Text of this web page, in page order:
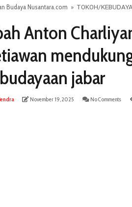
Budaya Nusantara.com » TOKOH/
Anton
jabar
November 19, 2025 No Comments